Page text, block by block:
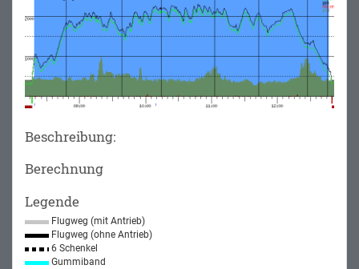
Beschreibung:
Berechnung
Legende
Flugweg (mit Antrieb)
Flugweg (ohne Antrieb)
6 Schenkel
Gummiband